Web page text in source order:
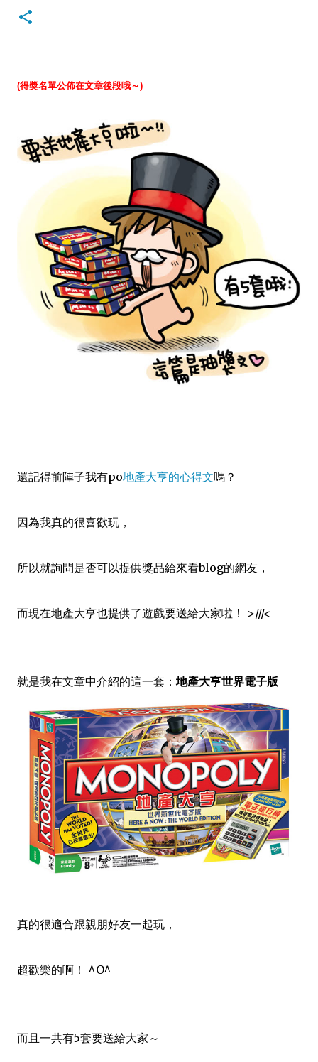
(得獎名單公佈在文章後段哦～)
還記得前陣子我有po地產大亨的心得文嗎？
因為我真的很喜歡玩，
所以就詢問是否可以提供獎品給來看blog的網友，
而現在地產大亨也提供了遊戲要送給大家啦！ >///<
就是我在文章中介紹的這一套： 地產大亨世界電子版
真的很適合跟親朋好友一起玩，
超歡樂的啊！ ^O^
而且一共有5套要送給大家～